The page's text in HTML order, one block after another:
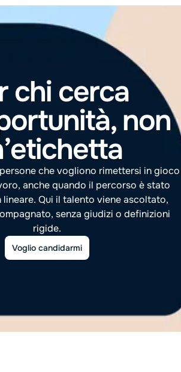
chi cerca
non
che vogliono rimettersi in gioco
anche quando il percorso è stato
Qui il talento viene ascoltato,
senza giudizi o definizioni
rigide.
Voglio candidarmi